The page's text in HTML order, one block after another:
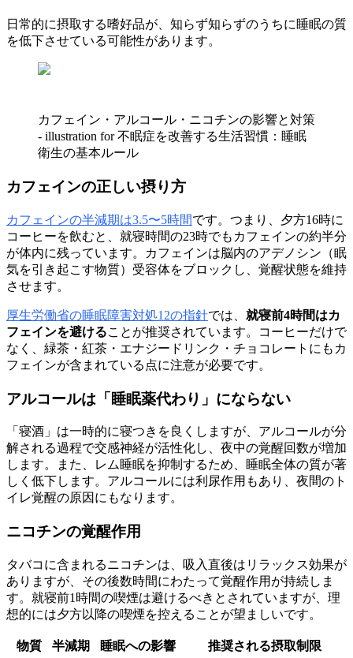
日常的に摂取する嗜好品が、知らず知らずのうちに睡眠の質
を低下させている可能性があります。
カフェイン・アルコール・ニコチンの影響と対策
- illustration for 不眠症を改善する生活習慣：睡眠
衛生の基本ルール
カフェインの正しい摂り方
カフェインの半減期は3.5〜5時間です。つまり、夕方16時に
コーヒーを飲むと、就寝時間の23時でもカフェインの約半分
が体内に残っています。カフェインは脳内のアデノシン（眠
気を引き起こす物質）受容体をブロックし、覚醒状態を維持
させます。
厚生労働省の睡眠障害対処12の指針では、 就寝前4時間はカ
フェインを避けることが推奨されています。コーヒーだけで
なく、緑茶・紅茶・エナジードリンク・チョコレートにもカ
フェインが含まれている点に注意が必要です。
アルコールは「睡眠薬代わり」にならない
「寝酒」は一時的に寝つきを良くしますが、アルコールが分
解される過程で交感神経が活性化し、夜中の覚醒回数が増加
します。また、レム睡眠を抑制するため、睡眠全体の質が著
しく低下します。アルコールには利尿作用もあり、夜間のト
イレ覚醒の原因にもなります。
ニコチンの覚醒作用
タバコに含まれるニコチンは、吸入直後はリラックス効果が
ありますが、その後数時間にわたって覚醒作用が持続しま
す。就寝前1時間の喫煙は避けるべきとされていますが、理
想的には夕方以降の喫煙を控えることが望ましいです。
物質 半減期 睡眠への影響
推奨される摂取制限